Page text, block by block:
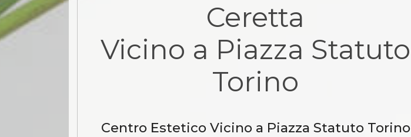
Ceretta
Vicino a Piazza Statuto
Torino
Centro Estetico Vicino a Piazza Statuto Torino